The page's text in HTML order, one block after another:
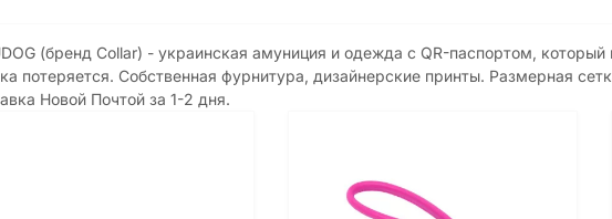
(бренд Collar) - украинская амуниция и одежда с QR-паспортом, который
потеряется. Собственная фурнитура, дизайнерские принты. Размерная
Новой Почтой за 1-2 дня.